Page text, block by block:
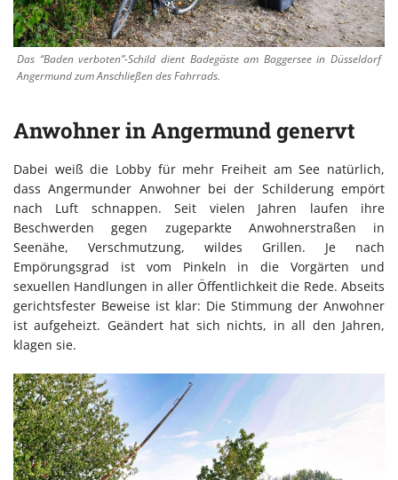
Das “Baden verboten”-Schild dient Badegäste am Baggersee in Düsseldorf
Angermund zum Anschließen des Fahrrads.
Anwohner in Angermund genervt
Dabei weiß die Lobby für mehr Freiheit am See natürlich,
dass Angermunder Anwohner bei der Schilderung empört
nach Luft schnappen. Seit vielen Jahren laufen ihre
Beschwerden gegen zugeparkte Anwohnerstraßen in
Seenähe, Verschmutzung, wildes Grillen. Je nach
Empörungsgrad ist vom Pinkeln in die Vorgärten und
sexuellen Handlungen in aller Öffentlichkeit die Rede. Abseits
gerichtsfester Beweise ist klar: Die Stimmung der Anwohner
ist aufgeheizt. Geändert hat sich nichts, in all den Jahren,
klagen sie.